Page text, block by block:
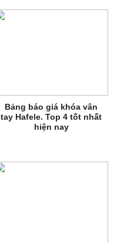
Bảng báo giá khóa vân
tay Hafele. Top 4 tốt nhất
hiện nay